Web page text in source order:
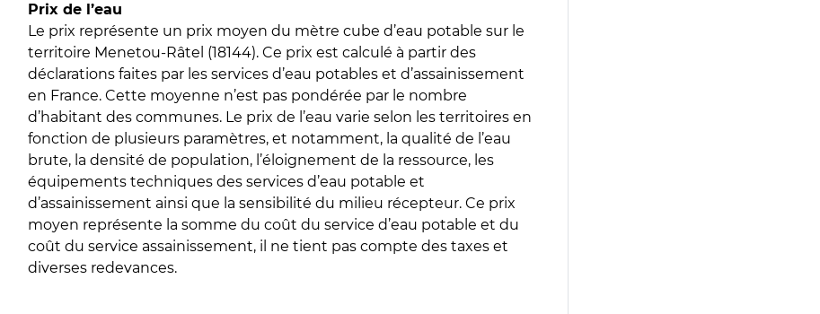
Prix de l’eau
Le prix représente un prix moyen du mètre cube d’eau potable sur le
territoire Menetou-Râtel (18144). Ce prix est calculé à partir des
déclarations faites par les services d’eau potables et d’assainissement
en France. Cette moyenne n’est pas pondérée par le nombre
d’habitant des communes. Le prix de l’eau varie selon les territoires en
fonction de plusieurs paramètres, et notamment, la qualité de l’eau
brute, la densité de population, l’éloignement de la ressource, les
équipements techniques des services d’eau potable et
d’assainissement ainsi que la sensibilité du milieu récepteur. Ce prix
moyen représente la somme du coût du service d’eau potable et du
coût du service assainissement, il ne tient pas compte des taxes et
diverses redevances.